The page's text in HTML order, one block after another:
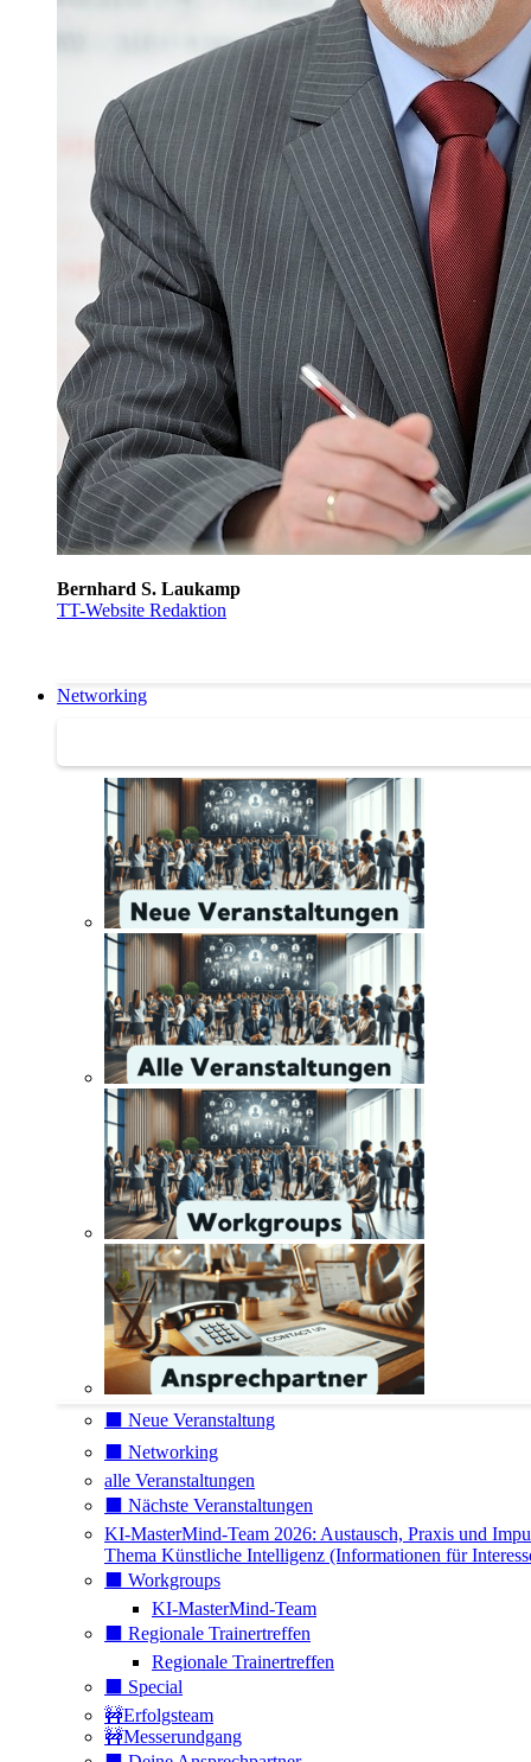
Bernhard S. Laukamp
TT-Website Redaktion
Networking
⬛️ Neue Veranstaltung
⬛️ Networking
alle Veranstaltungen
⬛️ Nächste Veranstaltungen
KI-MasterMind-Team 2026: Austausch, Praxis und
Thema Künstliche Intelligenz (Informationen für
⬛️ Workgroups
KI-MasterMind-Team
⬛️ Regionale Trainertreffen
Regionale Trainertreffen
⬛️ Special
🚧Erfolgsteam
🚧Messerundgang